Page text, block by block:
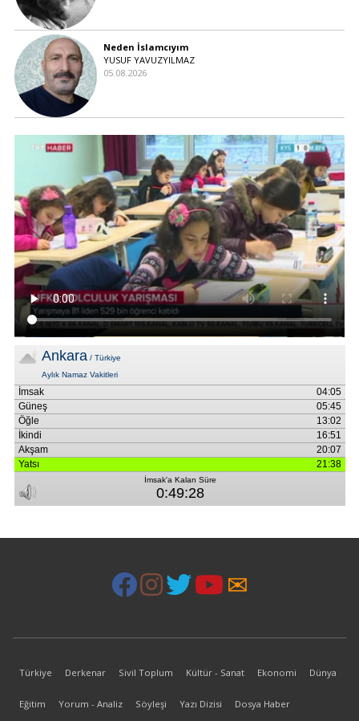
Neden İslamcıyım
YUSUF YAVUZYILMAZ
05.08.2026
Türkiye Derkenar Sivil Toplum Kültür - Sanat Ekonomi Dünya
Eğitim Yorum - Analiz Söyleşi Yazı Dizisi Dosya Haber